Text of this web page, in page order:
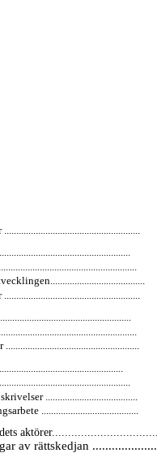
......................................
........................................
av rättskedjan